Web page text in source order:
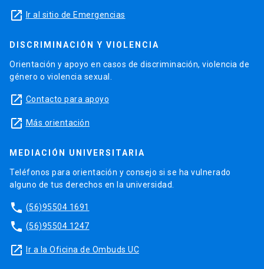
launch Ir al sitio de Emergencias
DISCRIMINACIÓN Y VIOLENCIA
Orientación y apoyo en casos de discriminación, violencia de
género o violencia sexual.
launch Contacto para apoyo
launch Más orientación
MEDIACIÓN UNIVERSITARIA
Teléfonos para orientación y consejo si se ha vulnerado
alguno de tus derechos en la universidad.
phone (56)95504 1691
phone (56)95504 1247
launch Ir a la Oficina de Ombuds UC